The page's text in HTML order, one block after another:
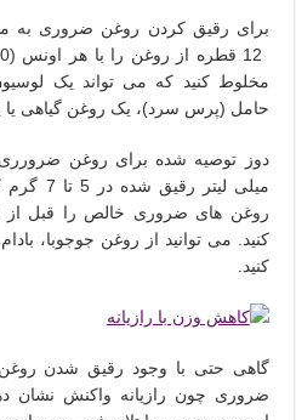
مخلوط کنید که می تواند یک
حامل (پرس سرد)، یک روغن گیاهی یا
میلی
روغن های ضروری خالص را قبل از
کنید. می توانید از روغن جوجوبا،
کنید.
گاهی حتی با وجود رقیق شدن
ضروری چون رازیانه واکنش نشان